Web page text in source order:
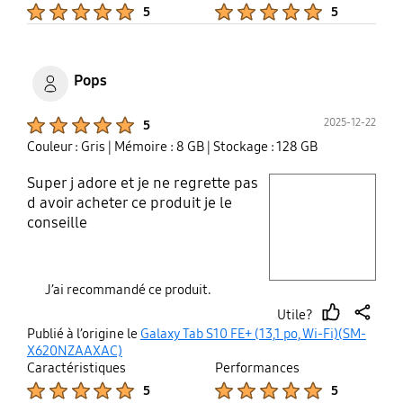
👍
5 5
Pops
5 2025-12-22
Couleur : Gris | Mémoire : 8 GB | Stockage : 128 GB
Super j adore et je ne regrette pas
d avoir acheter ce produit je le
conseille
J’ai recommandé ce produit.
Utile?
thumbshare
Publié à l’origine le Galaxy Tab S10 FE+ (13,1 po, Wi-Fi)(SM-
X620NZAAXAC)
Caractéristiques
5
Performances
5